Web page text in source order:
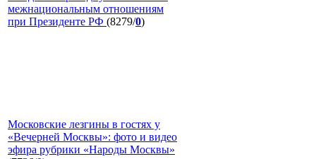
межнациональным отношениям
при Президенте РФ (8279/0)
Московские лезгины в гостях у
«Вечерней Москвы»: фото и видео
эфира рубрики «Народы Москвы»